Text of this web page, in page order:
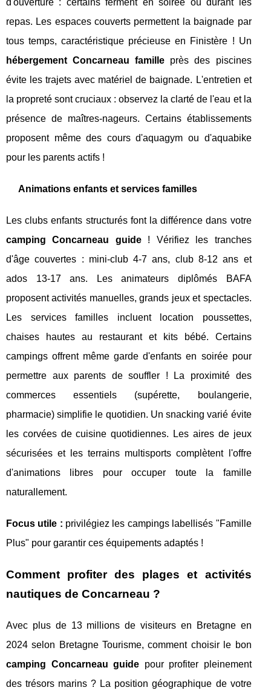
d'ouverture : certains ferment en soirée ou durant les
repas. Les espaces couverts permettent la baignade par
tous temps, caractéristique précieuse en Finistère ! Un
hébergement Concarneau famille près des piscines
évite les trajets avec matériel de baignade. L'entretien et
la propreté sont cruciaux : observez la clarté de l'eau et la
présence de maîtres-nageurs. Certains établissements
proposent même des cours d'aquagym ou d'aquabike
pour les parents actifs !
Animations enfants et services familles
Les clubs enfants structurés font la différence dans votre
camping Concarneau guide! Vérifiez les tranches
d'âge couvertes : mini-club 4-7 ans, club 8-12 ans et
ados 13-17 ans. Les animateurs diplômés BAFA
proposent activités manuelles, grands jeux et spectacles.
Les services familles incluent location poussettes,
chaises hautes au restaurant et kits bébé. Certains
campings offrent même garde d'enfants en soirée pour
permettre aux parents de souffler ! La proximité des
commerces essentiels (supérette, boulangerie,
pharmacie) simplifie le quotidien. Un snacking varié évite
les corvées de cuisine quotidiennes. Les aires de jeux
sécurisées et les terrains multisports complètent l'offre
d'animations libres pour occuper toute la famille
naturallement.
Focus utile : privilégiez les campings labellisés "Famille
Plus" pour garantir ces équipements adaptés !
Comment profiter des plages et activités
nautiques de Concarneau ?
Avec plus de 13 millions de visiteurs en Bretagne en
2024 selon Bretagne Tourisme, comment choisir le bon
camping Concarneau guide pour profiter pleinement
des trésors marins ? La position géographique de votre